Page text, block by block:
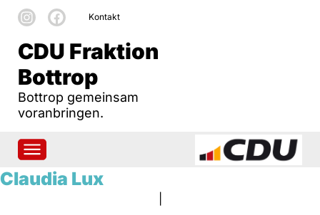
Kontakt
CDU Fraktion
Bottrop
Bottrop gemeinsam
voranbringen.
Claudia Lux